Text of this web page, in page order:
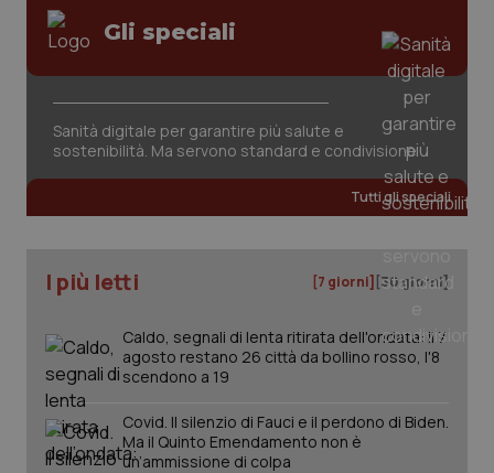
Gli speciali
Sanità digitale per garantire più salute e
sostenibilità. Ma servono standard e condivisione
Tutti gli speciali
I più letti [7 giorni] [30 giorni]
Caldo, segnali di lenta ritirata dell'ondata: il 7
agosto restano 26 città da bollino rosso, l'8
scendono a 19
Covid. Il silenzio di Fauci e il perdono di Biden.
Ma il Quinto Emendamento non è
un’ammissione di colpa